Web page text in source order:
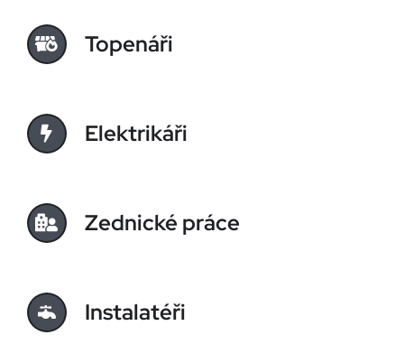
Topenáři
Elektrikáři
Zednické práce
Instalatéři